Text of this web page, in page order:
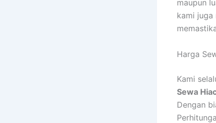
maupun
kami juga
Harga
Kami
Sewa
Dengan